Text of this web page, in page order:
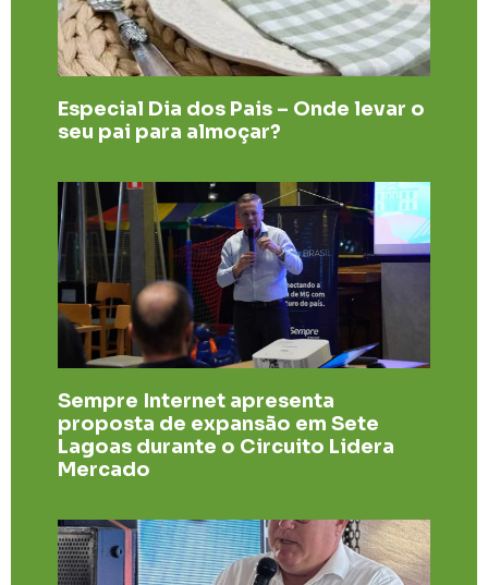
Especial Dia dos Pais – Onde levar o
seu pai para almoçar?
Sempre Internet apresenta
proposta de expansão em Sete
Lagoas durante o Circuito Lidera
Mercado